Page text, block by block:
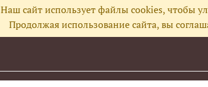
Наш сайт использует файлы cookies, чтобы
Продолжая использование сайта, вы